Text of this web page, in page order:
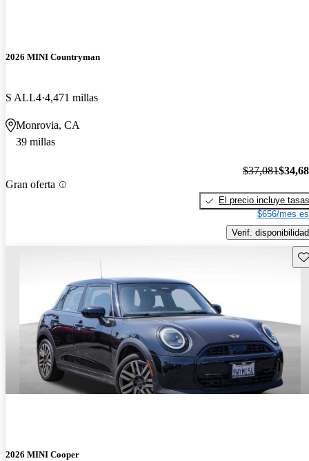
2026 MINI Countryman
S ALL4 4,471 millas
Monrovia, CA
39 millas
Gran oferta
$37,081
El precio incluye tasas
$656/mes
Verif. disponibilidad
2026 MINI Cooper